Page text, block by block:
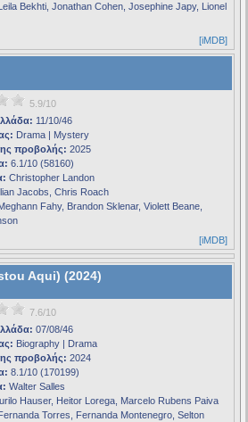
Leila Bekhti, Jonathan Cohen, Josephine Japy, Lionel
[iMDB]
5.9/10
11/10/46
Drama | Mystery
προβολής: 2025
6.1/10 (58160)
Christopher Landon
Jacobs, Chris Roach
Fahy, Brandon Sklenar, Violett Beane,
[iMDB]
Aqui) (2024)
7.6/10
07/08/46
Biography | Drama
προβολής: 2024
8.1/10 (170199)
Walter Salles
Hauser, Heitor Lorega, Marcelo Rubens Paiva
Fernanda Torres, Fernanda Montenegro, Selton